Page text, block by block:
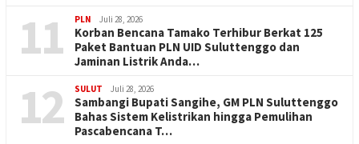
11 PLN Juli 28, 2026
Korban Bencana Tamako Terhibur Berkat 125
Paket Bantuan PLN UID Suluttenggo dan
Jaminan Listrik Anda…
12 SULUT Juli 28, 2026
Sambangi Bupati Sangihe, GM PLN Suluttenggo
Bahas Sistem Kelistrikan hingga Pemulihan
Pascabencana T…